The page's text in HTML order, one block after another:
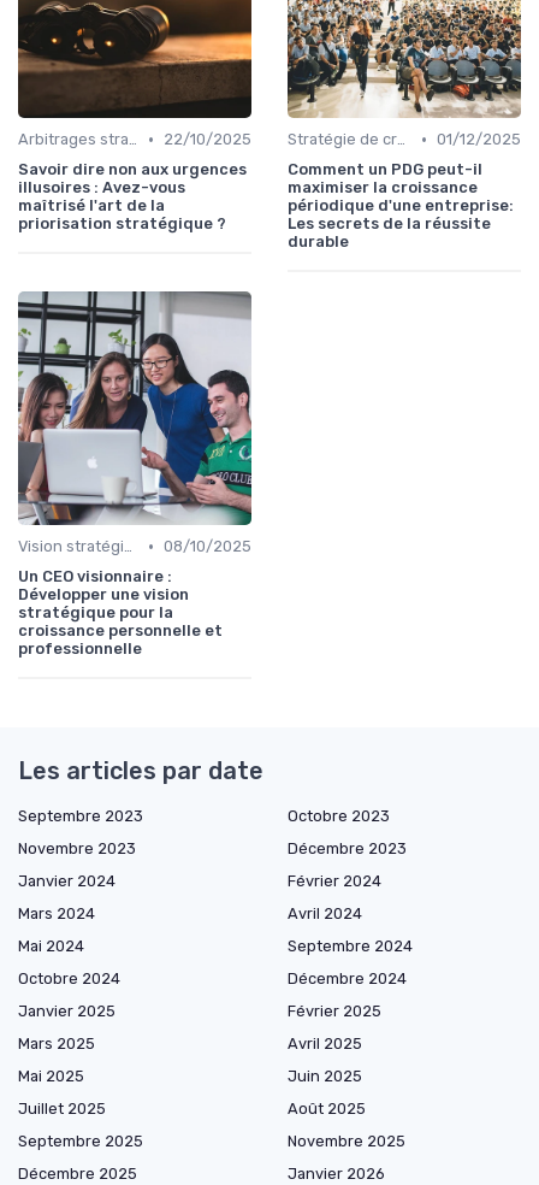
Arbitrages stratégiques & priorisation •
22/10/2025
Savoir dire non aux urgences
illusoires : Avez-vous
maîtrisé l'art de la
priorisation stratégique ?
Stratégie de croissance • 01/12/2025
Comment un PDG peut-il
maximiser la croissance
périodique d'une entreprise:
Les secrets de la réussite
durable
Vision stratégique & ambition long terme • 08/10/2025
Un CEO visionnaire :
Développer une vision
stratégique pour la
croissance personnelle et
professionnelle
Les articles par date
Septembre 2023
Octobre 2023
Novembre 2023
Décembre 2023
Janvier 2024
Février 2024
Mars 2024
Avril 2024
Mai 2024
Septembre 2024
Octobre 2024
Décembre 2024
Janvier 2025
Février 2025
Mars 2025
Avril 2025
Mai 2025
Juin 2025
Juillet 2025
Août 2025
Septembre 2025
Novembre 2025
Décembre 2025
Janvier 2026